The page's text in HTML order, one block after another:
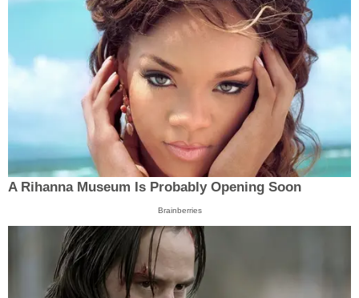
A Rihanna Museum Is Probably Opening Soon
Brainberries